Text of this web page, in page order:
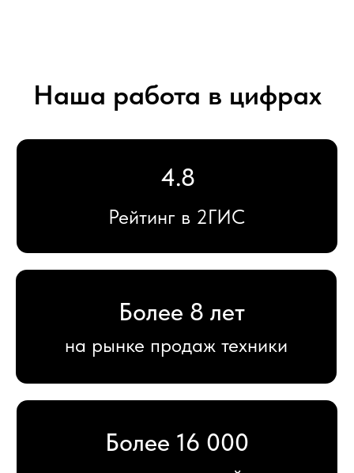
Более 400
12 месяцев
Большой
выбор аксессуаров